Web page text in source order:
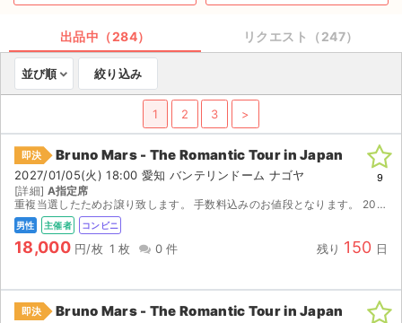
取扱チケット
ライブ・コンサート（国内）
イベント
スポーツ
演劇・ミュージカル
ご利用ガイド
出品中（284） リクエスト（247）
並び順 絞り込み
1 2 3 >
即決 Bruno Mars - The Romantic Tour in Japan
2027/01/05(火) 18:00 愛知 バンテリンドーム ナゴヤ
[詳細] A指定席
重複当選したためお譲り致します。 手数料込みのお値段となります。 2026.12.28の発券開始後に発券番号をお知らせいたしますので、ご自身でセブンイレブンにて発券をお願い致します。 ...
男性 主催者 コンビニ
18,000 円/枚 1 枚 0 件 残り 150 日
9
即決 Bruno Mars - The Romantic Tour in Japan